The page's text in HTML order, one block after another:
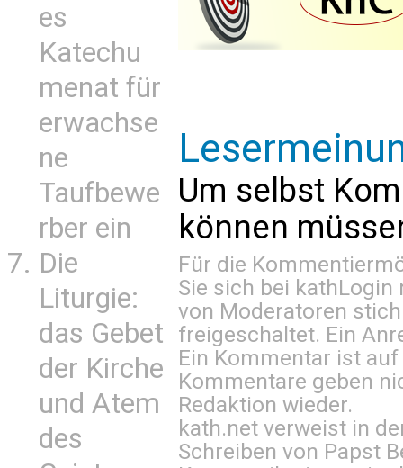
es
Katechu
menat für
erwachse
ne
Taufbewe
rber ein
Die
Liturgie:
das Gebet
der Kirche
und Atem
des
Um selbst
können
Für die
Sie sich bei kathLogin
von Moderatoren
freigeschaltet. Ein
Ein Kommentar ist
Kommentare geben
Redaktion wieder.
kath.net verweist in
Schreiben von Papst